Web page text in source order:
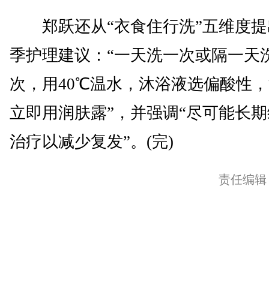
郑跃还从“衣食住行洗”五维度提
季护理建议：“一天洗一次或隔一天
次，用40℃温水，沐浴液选偏酸性
立即用润肤露”，并强调“尽可能长
治疗以减少复发”。(完)
责任编